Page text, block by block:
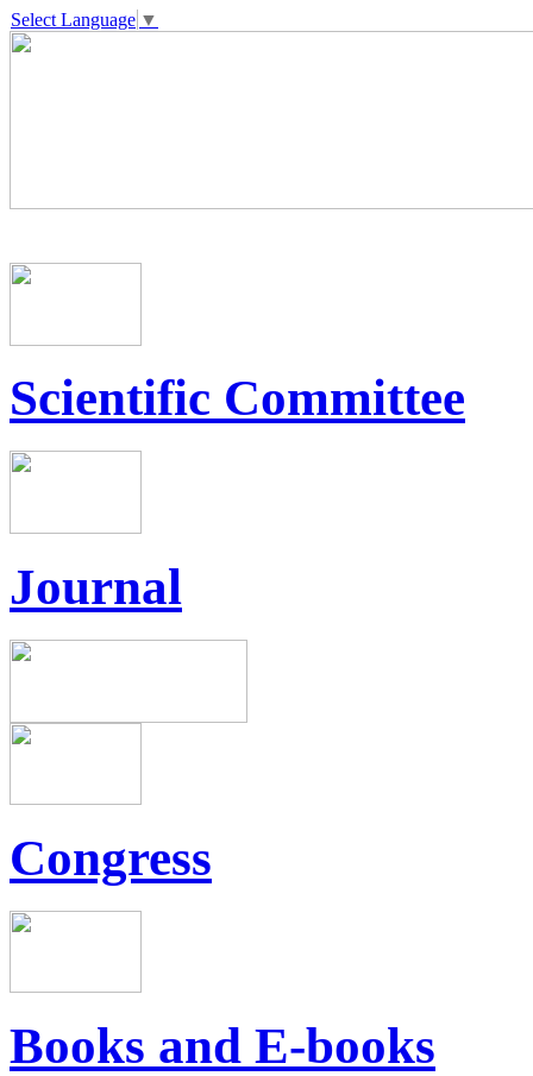
Select Language ▼
Scientific Committee
Journal
Congress
Books and E-books